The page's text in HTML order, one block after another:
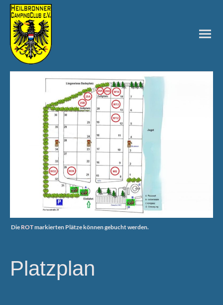
Die ROTmarkierten Plätze können gebucht werden.
Platzplan